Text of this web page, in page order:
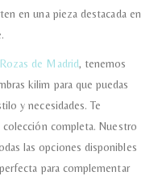
en una pieza destacada en
de Madrid, tenemos
kilim para que puedas
y necesidades. Te
completa. Nuestro
las opciones disponibles
para complementar
para que
para que
petición.